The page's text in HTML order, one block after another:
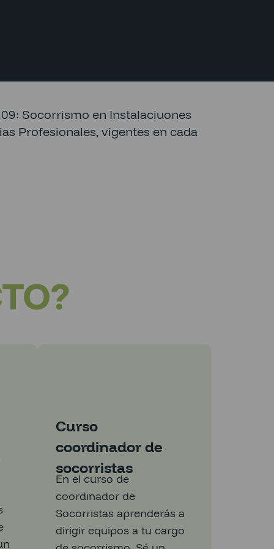
Socorrismo en Instalaciuones
Profesionales, vigentes en cada
Curso
coordinador de
socorristas
En el curso de
coordinador de
Socorristas aprenderás a
dirigir equipos a tu cargo